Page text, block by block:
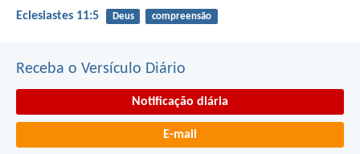
Eclesiastes 11:5 Deus compreensão
Receba o Versículo Diário
Notificação diária
E-mail